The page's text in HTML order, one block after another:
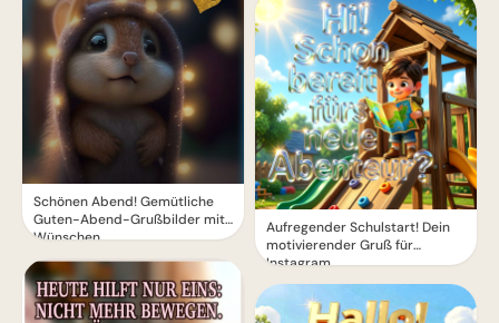
Schönen Abend! Gemütliche
Guten-Abend-Grußbilder mit
Wünschen
Aufregender Schulstart! Dein
motivierender Gruß für
Instagram